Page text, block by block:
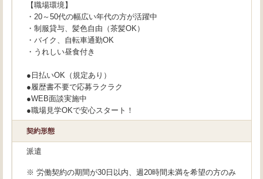
【職場環境】
・20～50代の幅広い年代の方が活躍中
・制服貸与、髪色自由（茶髪OK）
・バイク、自転車通勤OK
・うれしい昼食付き
●日払いOK（規定あり）
●履歴書不要で応募ラクラク
●WEB面談実施中
●職場見学OKで安心スタート！
契約形態
派遣
※ 労働契約の期間が30日以内、週20時間未満を希望の方のみ